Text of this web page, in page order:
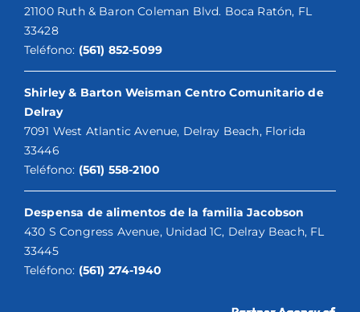
21100 Ruth & Baron Coleman Blvd. Boca Ratón, FL
33428
Teléfono: (561) 852-5099
Shirley & Barton Weisman Centro Comunitario de
Delray
7091 West Atlantic Avenue, Delray Beach, Florida
33446
Teléfono: (561) 558-2100
Despensa de alimentos de la familia Jacobson
430 S Congress Avenue, Unidad 1C, Delray Beach, FL
33445
Teléfono: (561) 274-1940